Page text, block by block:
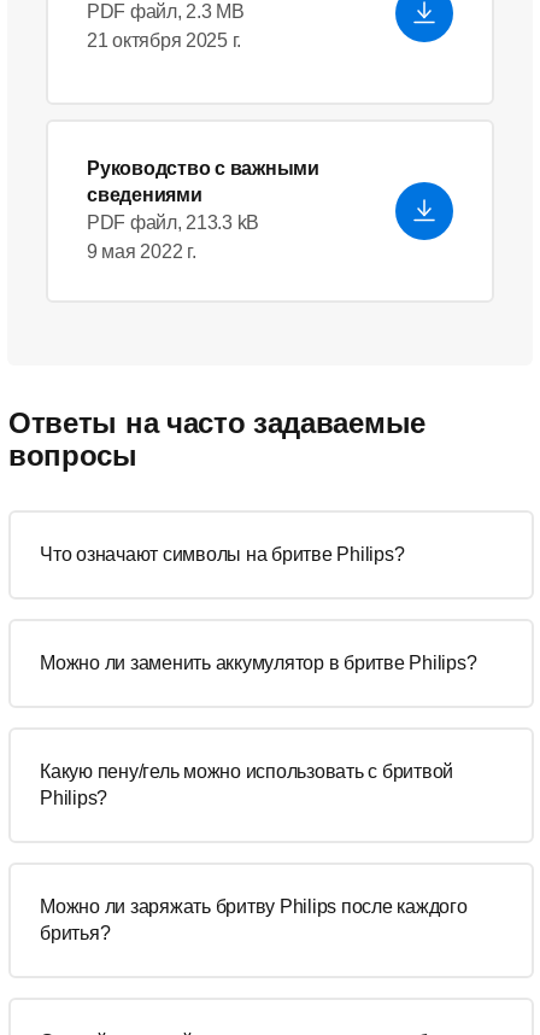
PDF файл, 2.3 MB
21 октября 2025 г.
Руководство с важными
сведениями
PDF файл, 213.3 kB
9 мая 2022 г.
Ответы на часто задаваемые
вопросы
Что означают символы на бритве Philips?
Можно ли заменить аккумулятор в бритве Philips?
Какую пену/гель можно использовать с бритвой
Philips?
Можно ли заряжать бритву Philips после каждого
бритья?